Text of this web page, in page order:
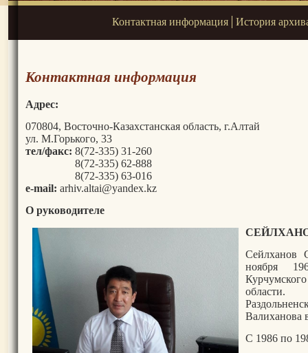
Контактная информация История
Контактная информация
Адрес:
070804, Восточно-Казахстанская область, г.Алтай
ул. М.Горького, 33
тел/факс: 8(72-335) 31-260
8(72-335) 62-888
8(72-335) 63-016
е-mail: arhiv.altai@yandex.kz
О руководителе
Сейлханов
ноября
Валиханова
С 1986 по